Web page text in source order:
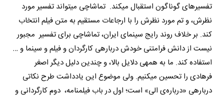
تفسیرهای گوناگون استقبال می­کند. تماشاچی می­تواند تفسیر مورد
نظرش، و تم مورد نظرش را با ارجاعات مستقیم به متن فیلم انتخاب
کند. بر خلاف روند رایج سینمای ایران، تماشاچی برای تفسیر مجبور
نیست از دانش فرامتنی خودش درباره­ی کارگردان و فیلم و سینما و …
استفاده کند. ما به همه­ی دلایل بالا، و چندین دلیل دیگر اصغر
فرهادی را تحسین می­کنیم. ولی موضوع این یادداشت طرح نکاتی
درباره­ی «درباره­‌ی الی» است؛ اول در باب فیلمنامه، دوم کارگردانی و